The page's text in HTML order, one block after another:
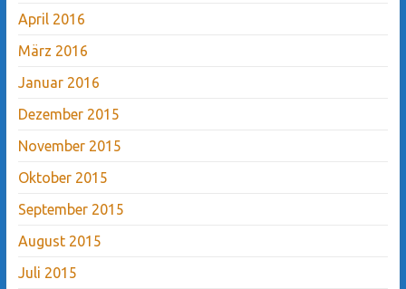
April 2016
März 2016
Januar 2016
Dezember 2015
November 2015
Oktober 2015
September 2015
August 2015
Juli 2015